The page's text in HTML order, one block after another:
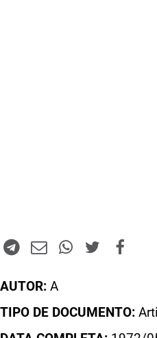
AUTOR: A
TIPO DE DOCUMENTO: